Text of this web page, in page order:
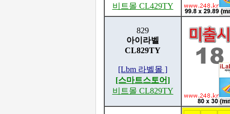
비트몰 CL429TY
829
아이라벨
CL829TY
[Lbm 라벨몰 ]
[스마트스토어]
비트몰 CL829TY